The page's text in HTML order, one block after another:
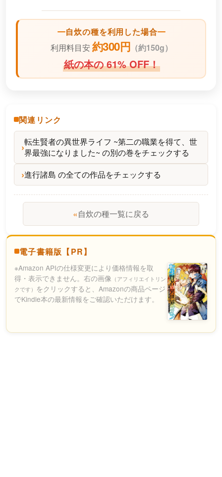
自炊の種を利用した場合
利用料目安 約300円 （約150g）
紙の本の 61% OFF！
関連リンク
転生賢者の異世界ライフ ~第二の職業を得て、世
界最強になりました~ の別の巻をチェックする
進行諸島 の全ての作品をチェックする
«自炊の種一覧に戻る
電子書籍版【PR】
※Amazon APIの仕様変更により価格情報を取
得・表示できません。右の画像 （アフィリエイトリン
クです） をクリックすると、Amazonの商品ページ
でKindle本の最新情報をご確認いただけます。